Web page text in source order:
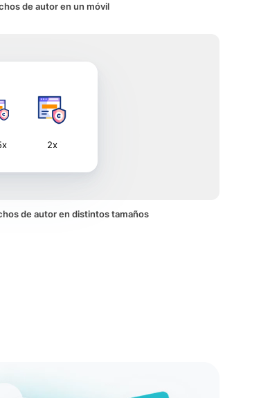
de autor en un móvil
2x
de autor en distintos tamaños